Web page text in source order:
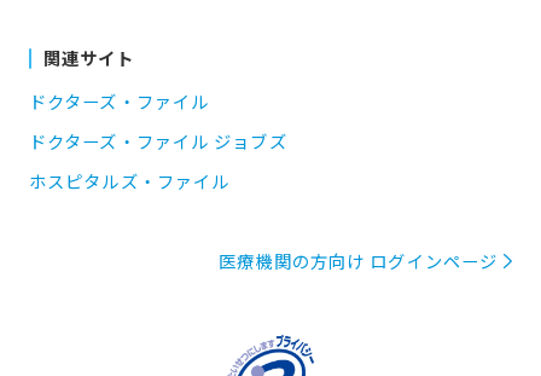
関連サイト
ドクターズ・ファイル
ドクターズ・ファイル ジョブズ
ホスピタルズ・ファイル
医療機関の方向け ログインページ